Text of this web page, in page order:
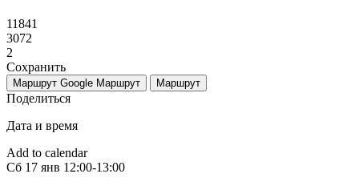
11841
3072
2
Сохранить
Маршрут Google Маршрут Маршрут
Поделиться
Дата и время
Add to calendar
Сб 17 янв 12:00-13:00